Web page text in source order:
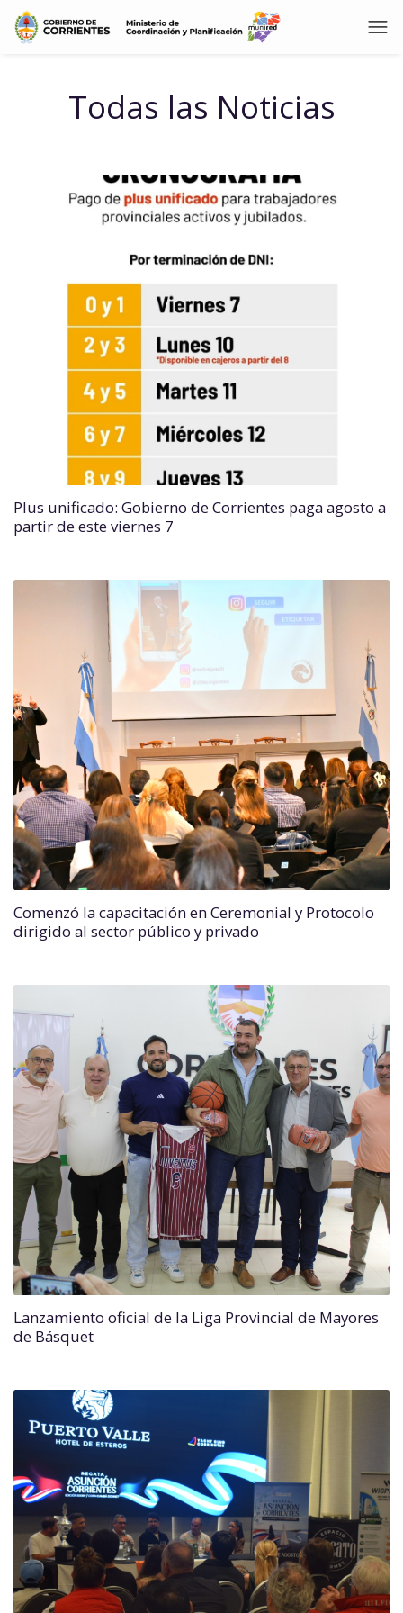
Todas las Noticias
Plus unificado: Gobierno de Corrientes paga agosto a
partir de este viernes 7
Comenzó la capacitación en Ceremonial y Protocolo
dirigido al sector público y privado
Lanzamiento oficial de la Liga Provincial de Mayores
de Básquet